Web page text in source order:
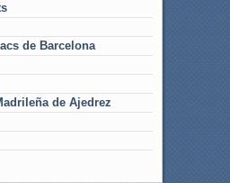
de Barcelona
de Ajedrez